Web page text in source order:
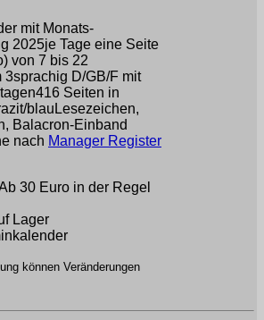
mit Monats-
2025je Tage eine Seite
von 7 bis 22
3sprachig D/GB/F mit
Seiten in
blauLesezeichen,
Balacron-Einband
nach Manager Register
30 Euro in der Regel
Lager
können Veränderungen